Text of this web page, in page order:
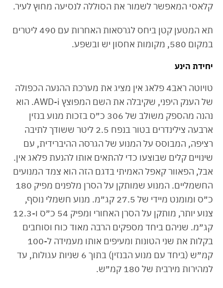
קלאסי המאפשר לשמור את הסוללה לנסיעה מחוץ לעיר.
תא המטען קטן ביחס לגרסאות האחרות עם 490 ליטרים
במקום 580, מקומות אחסון יש ובשפע.
יחידת הינע
טויוטה ראב4 פלאג אין מציג את מערכת ההנעה הכפולה
של הענק היפני, שקיבלה את השם המפוצץ AWD-i. הוא
נהנה מהספק משולב של 306 כ״ס בזכות מנוע בנזין
ארבעה צילינדרים בטור בנפח 2.5 ליטר ששודך לתיבה
רציפה, המבוסס על המנוע של הגרסה ההיברידית, עם
שינויים קלים שבוצעו כדי להתאים אותו להנעת פלאג אין.
אבל, הפאוור קאפל האמיתי בדגם הזה הוא צמד המנועים
החשמליים. המנוע שמותקן על הסרן מלפנים מפיק 180
כ״ס ומומנט מיידי של 27.5 קג״מ. מנוע חשמלי נוסף,
צנוע יותר, מותקן על הסרן האחורי ומפיק 54 כ״ס ו-12.3
קג״מ. שניהם ביחד מספקים הרבה מאוד כוח וסוחבים
בקלות את שני הטונות ומעיפים אותו מעמידה ל-100
קמ״ש (ביחד עם מנוע הבנזין) בתוך 6 שניות עגולות, עד
למהירות מירבית של 180 קמ״ש.